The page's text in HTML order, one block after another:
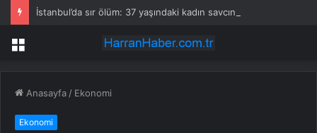
Menü
Anasayfa / Ekonomi
Ekonomi